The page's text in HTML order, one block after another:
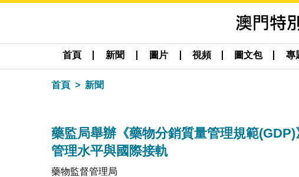
首頁 新聞 圖片 視頻 圖文包 專
首頁 新聞
藥監局舉辦《藥物分銷質量管理規範
管理水平與國際接軌
藥物監督管理局